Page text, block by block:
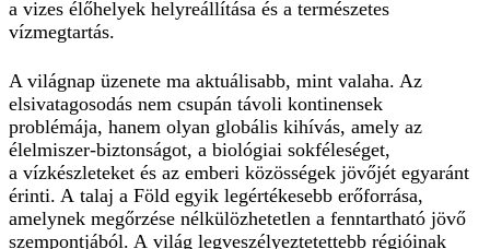
a vizes élőhelyek helyreállítása és a természetes
vízmegtartás.
A világnap üzenete ma aktuálisabb, mint valaha. Az
elsivata­go­so­dás nem csupán távoli kontinensek
problémája, hanem olyan globális kihívás, amely az
élelmiszer-biztonságot, a bioló­giai sokféleséget,
a vízkészleteket és az emberi közösségek jövőjét egyaránt
érinti. A talaj a Föld egyik legértékesebb erőforrása,
amelynek megőrzése nélkülözhetetlen a fenntartható jövő
szempontjából. A világ legveszélyeztetettebb régióinak